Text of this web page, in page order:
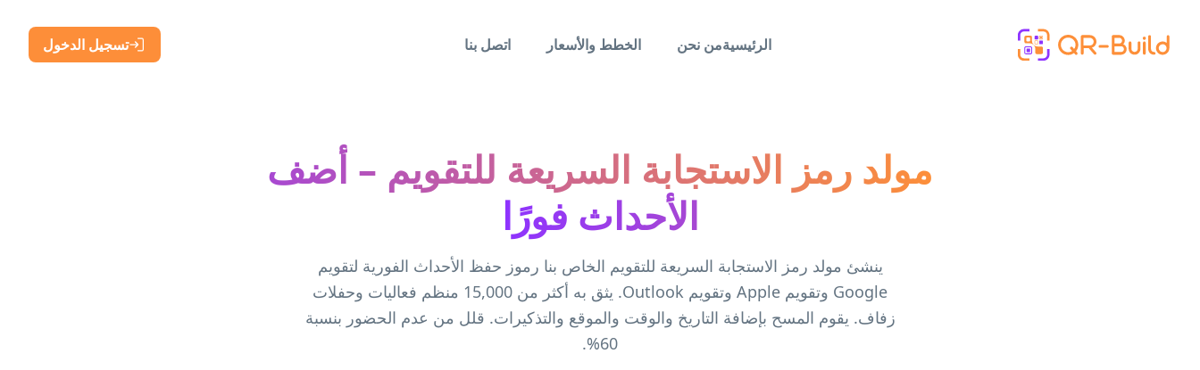
الرئيسيةمن نحن الخطط والأسعار اتصل بنا تسجيل الدخول
مولد رمز الاستجابة السريعة للتقويم – أضف
الأحداث فورًا
ينشئ مولد رمز الاستجابة السريعة للتقويم الخاص بنا رموز حفظ الأحداث الفورية لتقويم
Google وتقويم Apple وتقويم Outlook. يثق به أكثر من 15,000 منظم فعاليات وحفلات
زفاف. يقوم المسح بإضافة التاريخ والوقت والموقع والتذكيرات. قلل من عدم الحضور بنسبة
60%.